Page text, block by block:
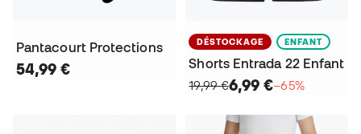
Pantacourt Protections
54,99 €
DÉSTOCKAGE ENFANT
Shorts Entrada 22 Enfant
19,99 €6,99 €−65%